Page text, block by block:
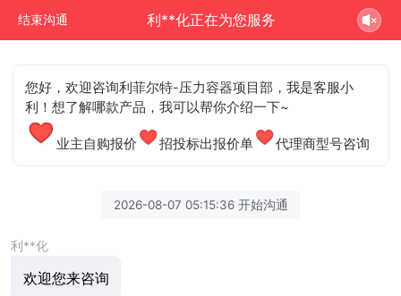
结束沟通 利**化正在为您服务
您好，欢迎咨询利菲尔特-压力容器项目部，我是客服小
利！想了解哪款产品，我可以帮你介绍一下~
业主自购报价 招投标出报价单 代理商型号咨询
2026-08-07 05:15:36 开始沟通
利**化
欢迎您来咨询